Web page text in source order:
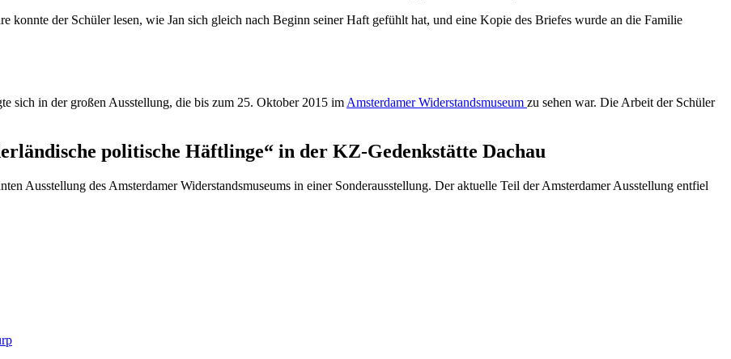
konnte der Schüler lesen, wie Jan sich gleich nach Beginn seiner Haft gefühlt hat, und eine Kopie des Briefes wurde an die Familie
sich in der großen Ausstellung, die bis zum 25. Oktober 2015 im Amsterdamer Widerstandsmuseum zu sehen war. Die Arbeit der Schüler
politische Häftlinge“ in der KZ-Gedenkstätte Dachau
Ausstellung des Amsterdamer Widerstandsmuseums in einer Sonderausstellung. Der aktuelle Teil der Amsterdamer Ausstellung entfiel